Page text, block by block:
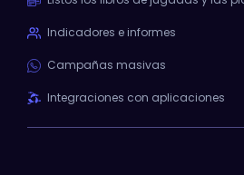
Indicadores e informes
Campañas masivas
Integraciones con aplicaciones